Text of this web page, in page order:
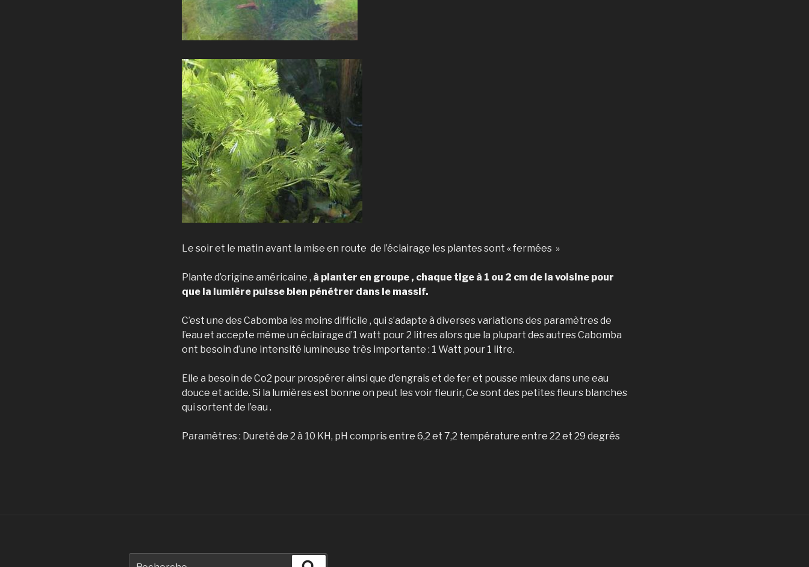
Le soir et le matin avant la mise en route de l’éclairage les plantes sont « fermées »
Plante d’origine américaine , à planter en groupe , chaque tige à 1 ou 2 cm de la voisine pour
que la lumière puisse bien pénétrer dans le massif.
C’est une des Cabomba les moins difficile , qui s’adapte à diverses variations des paramètres de
l’eau et accepte même un éclairage d’1 watt pour 2 litres alors que la plupart des autres Cabomba
ont besoin d’une intensité lumineuse très importante : 1 Watt pour 1 litre.
Elle a besoin de Co2 pour prospérer ainsi que d’engrais et de fer et pousse mieux dans une eau
douce et acide. Si la lumières est bonne on peut les voir fleurir, Ce sont des petites fleurs blanches
qui sortent de l’eau .
Paramètres : Dureté de 2 à 10 KH, pH compris entre 6,2 et 7,2 température entre 22 et 29 degrés